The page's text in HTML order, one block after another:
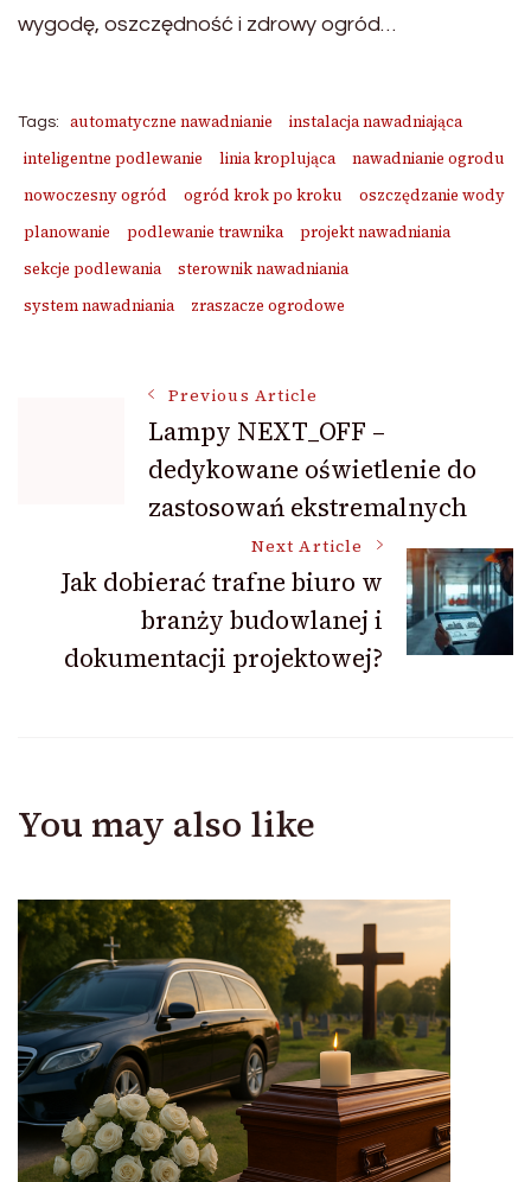
wygodę, oszczędność i zdrowy ogród…
Tags: automatyczne nawadnianie
instalacja nawadniająca
inteligentne podlewanie
linia kroplująca
nawadnianie ogrodu
nowoczesny ogród
ogród krok po kroku
oszczędzanie wody
planowanie
podlewanie trawnika
projekt nawadniania
sekcje podlewania
sterownik nawadniania
system nawadniania
zraszacze ogrodowe
Navigation
Previous Article
Lampy NEXT_OFF –
dedykowane oświetlenie do
zastosowań ekstremalnych
Next Article
Jak dobierać trafne biuro w
branży budowlanej i
dokumentacji projektowej?
You may also like